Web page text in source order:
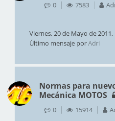
0 7583
Viernes, 20 de Mayo de 2011,
Último mensaje porAdri
Normas para
Mecánica MOTOS
0 15914